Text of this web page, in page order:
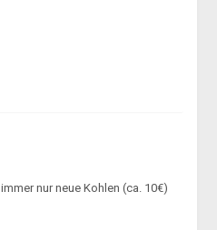
nur neue Kohlen (ca. 10€)